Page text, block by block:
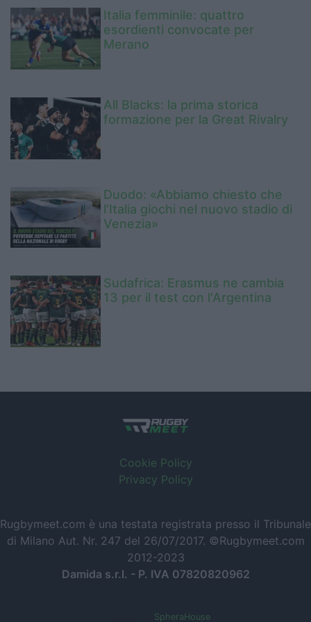
Italia femminile: quattro
esordienti convocate per
Merano
All Blacks: la prima storica
formazione per la Great Rivalry
Duodo: «Abbiamo chiesto che
l’Italia giochi nel nuovo stadio di
Venezia»
Sudafrica: Erasmus ne cambia
13 per il test con l'Argentina
Cookie Policy
Privacy Policy
Rugbymeet.com è una testata registrata presso il Tribunale
di Milano Aut. Nr. 247 del 26/07/2017. ©Rugbymeet.com
2012-2023
Damida s.r.l. - P. IVA 07820820962
SpheraHouse